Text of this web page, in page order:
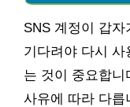
SNS 계정이 갑
기다려야 다시
는 것이 중요합니
사유에 따라 다릅